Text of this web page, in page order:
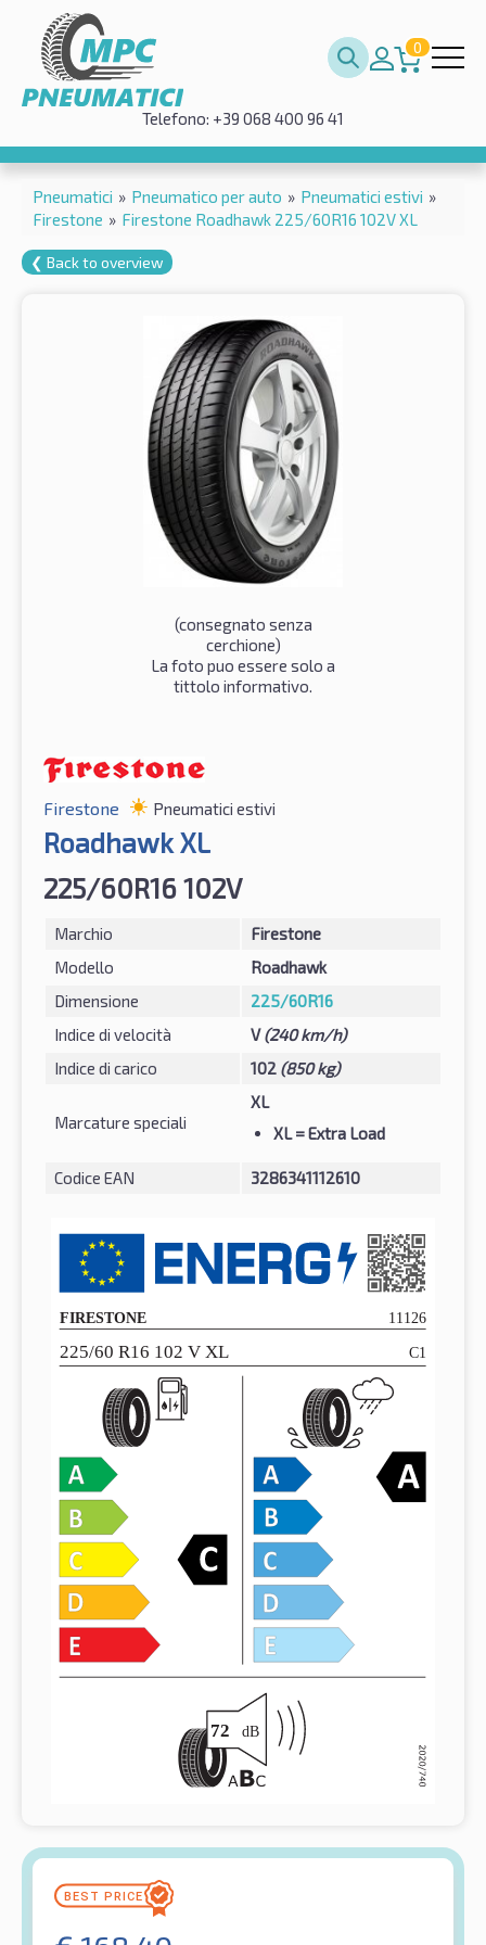
0
Telefono: +39 068 400 96 41
Pneumatici » Pneumatico per auto » Pneumatici estivi »
Firestone » Firestone Roadhawk 225/60R16 102V XL
❮ Back to overview
(consegnato senza
cerchione)
La foto puo essere solo a
tittolo informativo.
Firestone Pneumatici estivi
Roadhawk XL
225/60R16 102V
Marchio
Firestone
Modello
Roadhawk
Dimensione
225/60R16
Indice di velocità
V(240 km/h)
Indice di carico
102 (850 kg)
Marcature speciali
XL
XL= Extra Load
Codice EAN 3286341112610